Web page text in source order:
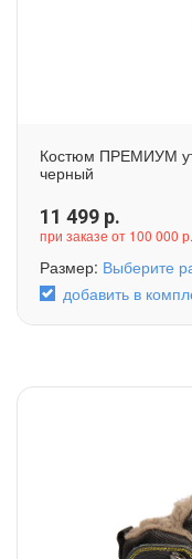
Костюм ПРЕМИУМ
черный
11 499 р.
при заказе от 100 000 р.
Размер: Выберите
добавить в